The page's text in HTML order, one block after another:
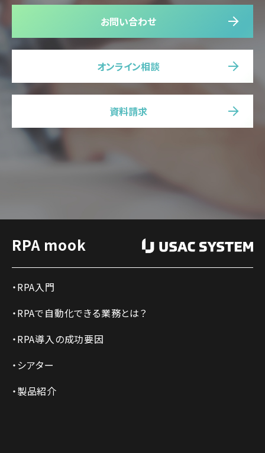
お問い合わせ
オンライン相談
資料請求
RPA mook
RPA入門
RPAで自動化できる業務とは？
RPA導入の成功要因
シアター
製品紹介